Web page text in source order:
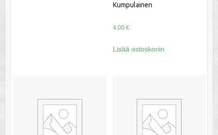
Kumpulainen
4.00 €
Lisää ostoskoriin